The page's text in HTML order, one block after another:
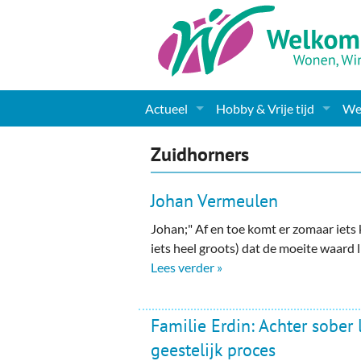
Actueel
Nieuws
Woningaanbod
Columns & Redactioneel
Hobby & Vrije tijd
Muziek
Podia & Dorpshuizen
Zuidhorners
Johan Vermeulen
Johan;" Af en toe komt er zomaar
iets heel groots) dat de moeite waard
Lees verder »
Familie Erdin: Achter
geestelijk proces